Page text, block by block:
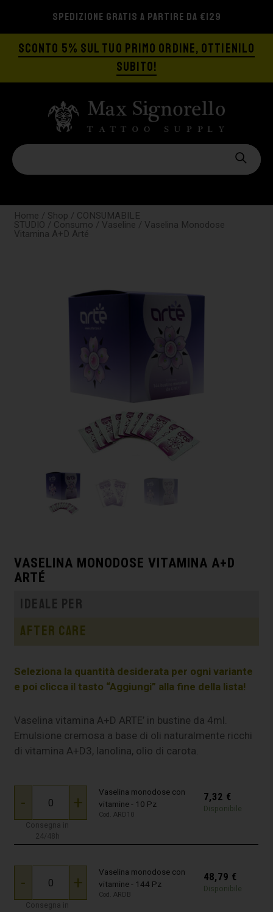
SPEDIZIONE GRATIS A PARTIRE DA €129
SCONTO 5% SUL TUO PRIMO ORDINE, OTTIENILO
SUBITO!
Home / Shop / CONSUMABILE
STUDIO / Consumo / Vaseline / Vaselina Monodose
Vitamina A+D Arté
VASELINA MONODOSE VITAMINA A+D
ARTÉ
Ideale per
After care
Seleziona la quantità desiderata per ogni variante
e poi clicca il tasto “Aggiungi” alla fine della lista!
Vaselina vitamina A+D ARTE’ in bustine da 4ml.
Emulsione cremosa a base di oli naturalmente ricchi
di vitamina A+D3, lanolina, olio di carota.
- +
Consegna in
24/48h
Vaselina monodose con
vitamine - 10 Pz
Cod. ARD10
7,32 €
Disponibile
- +
Consegna in
Vaselina monodose con
vitamine - 144 Pz
Cod. ARDB
48,79 €
Disponibile